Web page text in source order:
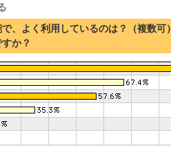
、よく利用しているのは？（複数可）
か？